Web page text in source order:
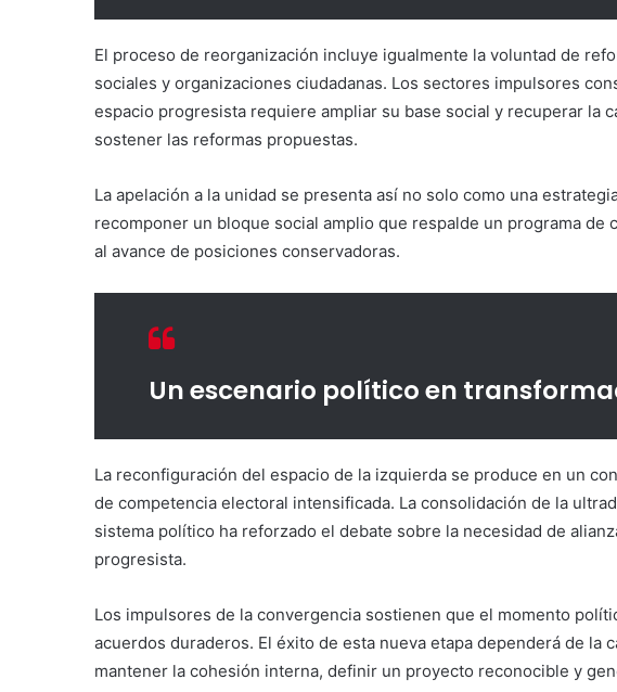
El proceso de reorganización incluye igualmente la voluntad de
sociales y organizaciones ciudadanas. Los sectores impulsores
espacio progresista requiere ampliar su base social y recuperar la
sostener las reformas propuestas.
La apelación a la unidad se presenta así no solo como una
recomponer un bloque social amplio que respalde un programa de
al avance de posiciones conservadoras.
Un escenario político en
La reconfiguración del espacio de la izquierda se produce en un
de competencia electoral intensificada. La consolidación de la
sistema político ha reforzado el debate sobre la necesidad de
progresista.
Los impulsores de la convergencia sostienen que el momento
acuerdos duraderos. El éxito de esta nueva etapa dependerá de la
mantener la cohesión interna, definir un proyecto reconocible y